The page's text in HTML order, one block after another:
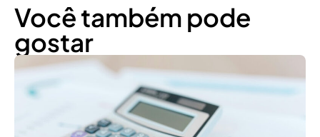
Você também pode
gostar